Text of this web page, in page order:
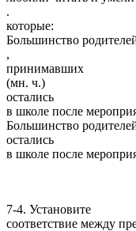
.
которые:
Большинство
,
принимавших
(мн. ч.)
остались
в школе после
Большинство
остались
в школе после
7-4. Установите
соответствие между